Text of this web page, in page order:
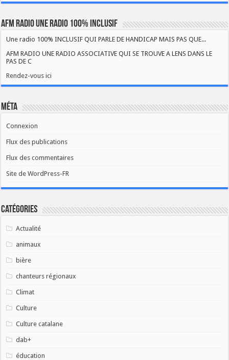
AFM RADIO UNE RADIO 100% INCLUSIF
Une radio 100% INCLUSIF QUI PARLE DE HANDICAP MAIS PAS QUE...
AFM RADIO UNE RADIO ASSOCIATIVE QUI SE TROUVE A LENS DANS LE
PAS DE C
Rendez-vous ici
Méta
Connexion
Flux des publications
Flux des commentaires
Site de WordPress-FR
Catégories
Actualité
animaux
bière
chanteurs régionaux
Climat
Culture
Culture catalane
dab+
éducation